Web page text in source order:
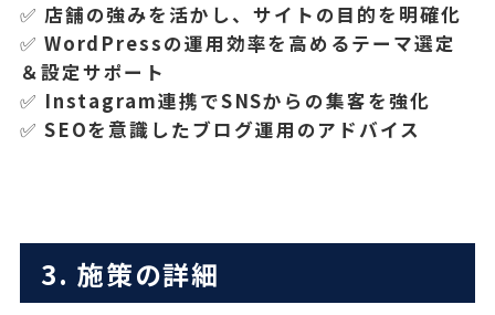
✅ 店舗の強みを活かし、サイトの目的を明確化
✅ WordPressの運用効率を高めるテーマ選定
＆設定サポート
✅ Instagram連携でSNSからの集客を強化
✅ SEOを意識したブログ運用のアドバイス
3. 施策の詳細